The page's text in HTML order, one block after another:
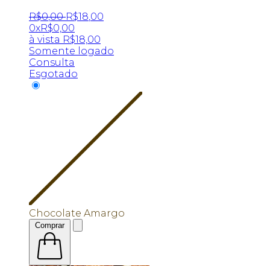
R$0,00 R$18,00
0xR$0,00
à vista R$18,00
Somente logado
Consulta
Esgotado
Chocolate Amargo
Comprar